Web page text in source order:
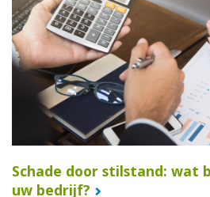
Schade door stilstand: wat
uw bedrijf?